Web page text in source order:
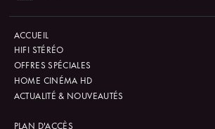
ACCUEIL
HIFI STÉRÉO
OFFRES SPÉCIALES
HOME CINÉMA HD
ACTUALITÉ & NOUVEAUTÉS
PLAN D'ACCÈS